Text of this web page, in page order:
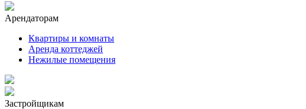
Арендаторам
Квартиры и комнаты
Аренда коттеджей
Нежилые помещения
Застройщикам